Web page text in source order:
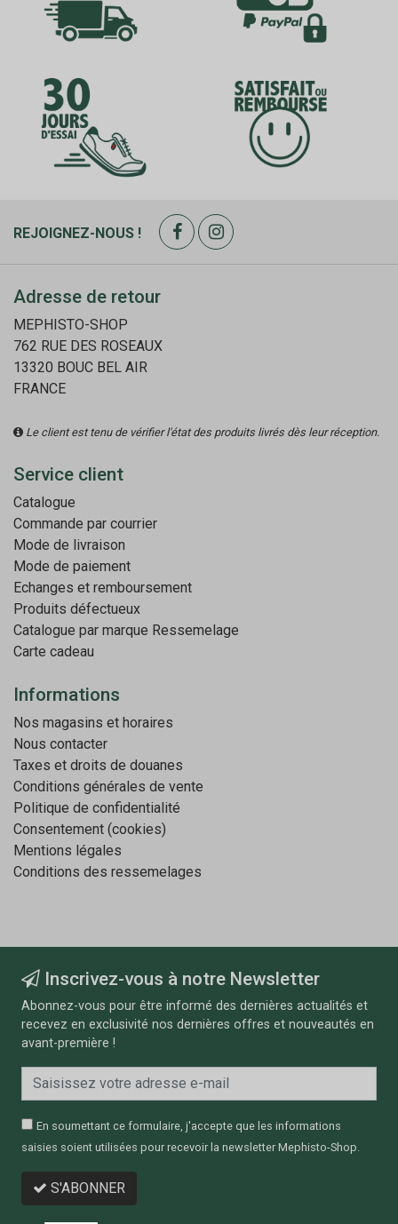
REJOIGNEZ-NOUS !
Adresse de retour
MEPHISTO-SHOP
762 RUE DES ROSEAUX
13320 BOUC BEL AIR
FRANCE
Le client est tenu de vérifier l'état des produits livrés dès leur réception.
Service client
Catalogue
Commande par courrier
Mode de livraison
Mode de paiement
Echanges et remboursement
Produits défectueux
Catalogue par marque Ressemelage
Carte cadeau
Informations
Nos magasins et horaires
Nous contacter
Taxes et droits de douanes
Conditions générales de vente
Politique de confidentialité
Consentement (cookies)
Mentions légales
Conditions des ressemelages
Inscrivez-vous à notre Newsletter
Abonnez-vous pour être informé des dernières actualités et
recevez en exclusivité nos dernières offres et nouveautés en
avant-première !
En soumettant ce formulaire, j'accepte que les informations
saisies soient utilisées pour recevoir la newsletter Mephisto-Shop.
S'ABONNER